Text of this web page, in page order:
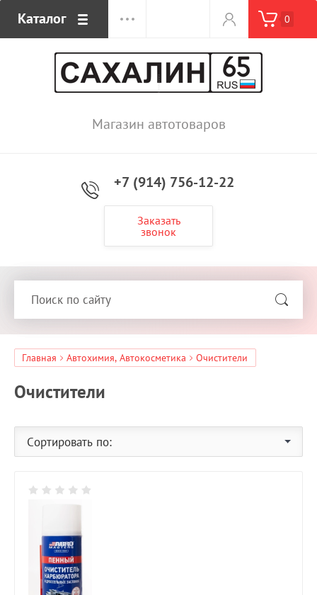
Каталог 0
Магазин автотоваров
+7 (914) 756-12-22
Заказать
звонок
Главная Автохимия, Автокосметика Очистители
Очистители
Сортировать по: